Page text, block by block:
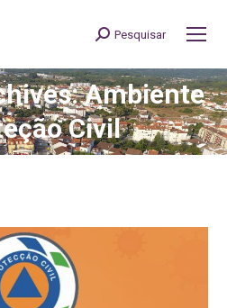
Search:
Pesquisar
Ambiente
Civil
are here: